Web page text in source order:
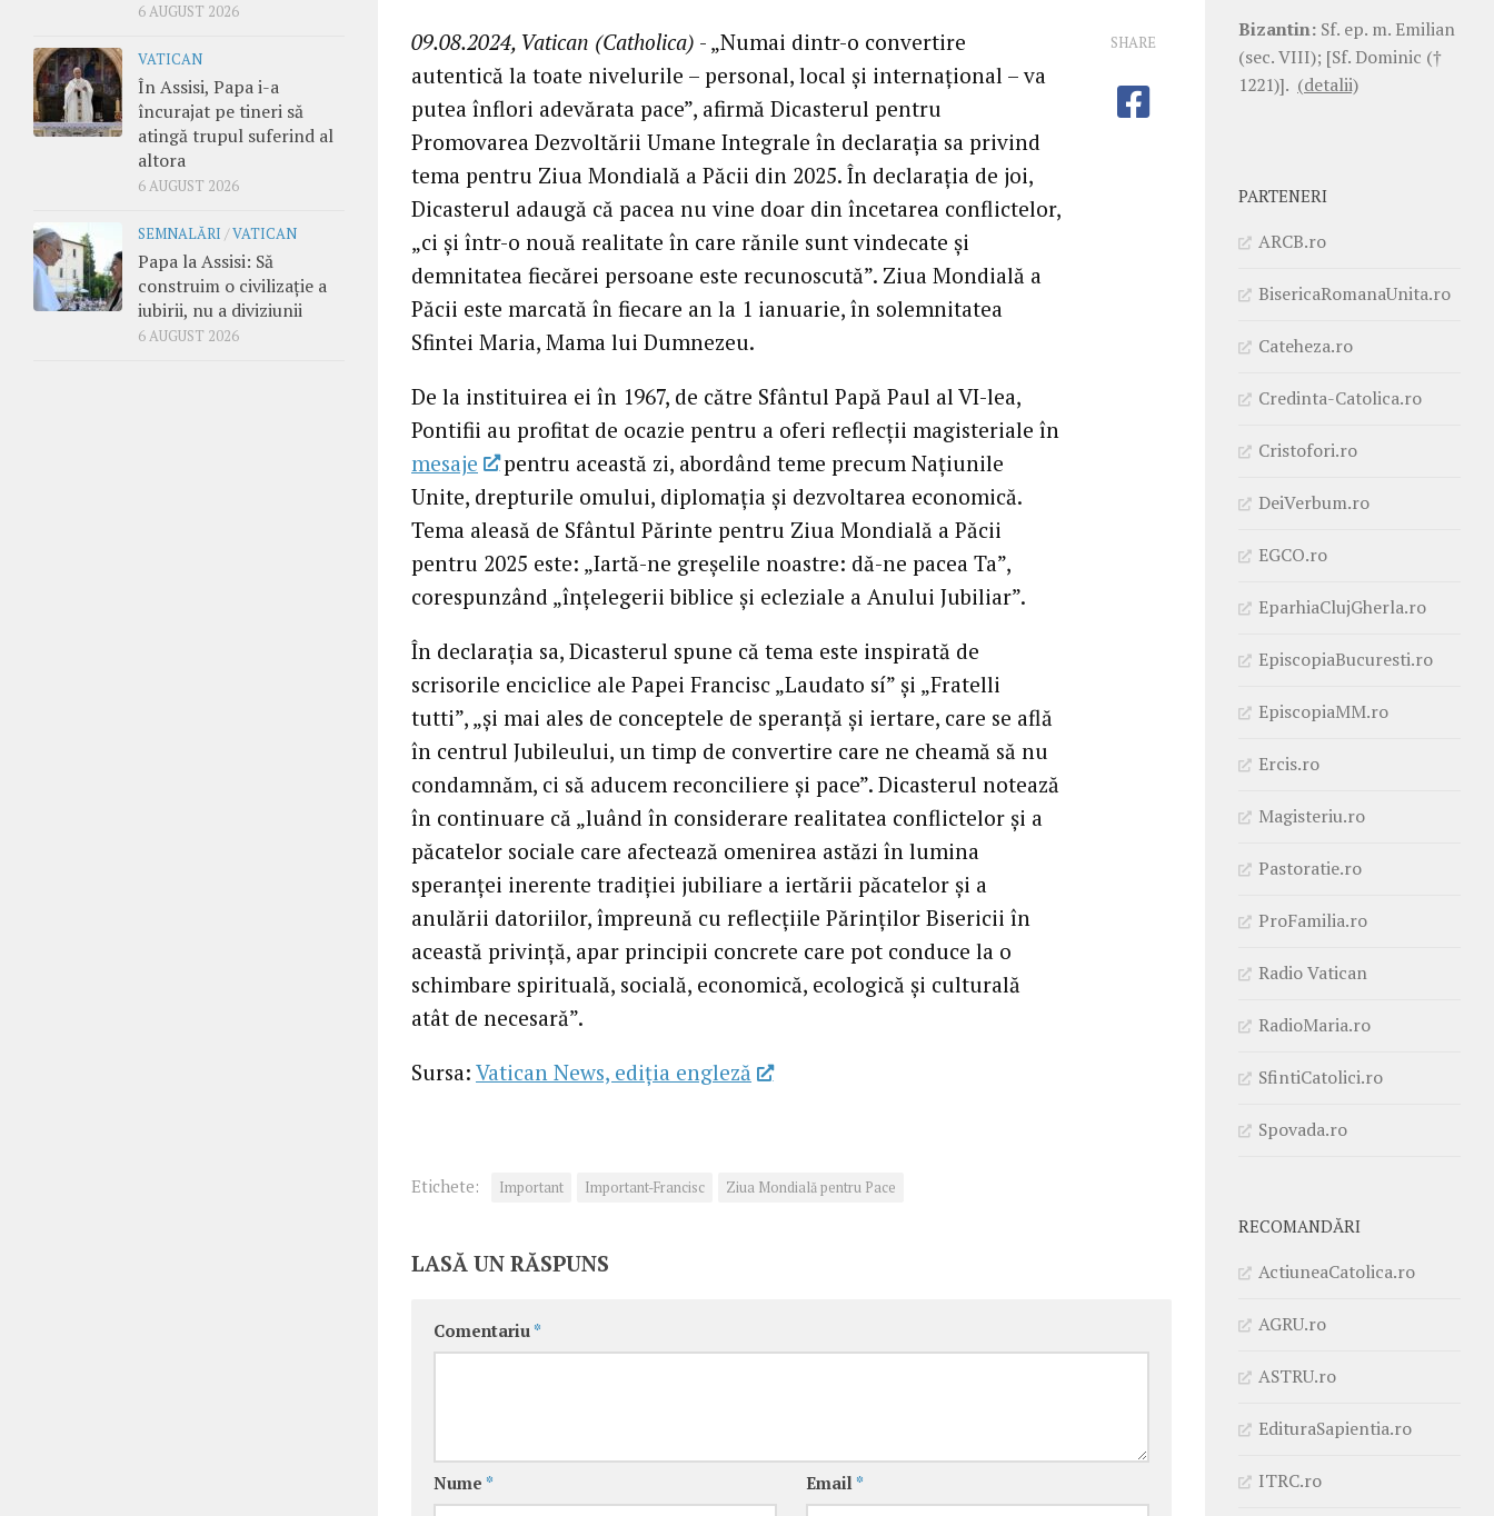
09.08.2024, Vatican (Catholica) - „Numai dintr-o convertire
autentică la toate nivelurile – personal, local și internațional – va
putea înflori adevărata pace”, afirmă Dicasterul pentru
Promovarea Dezvoltării Umane Integrale în declarația sa privind
tema pentru Ziua Mondială a Păcii din 2025. În declarația de joi,
Dicasterul adaugă că pacea nu vine doar din încetarea conflictelor,
„ci și într-o nouă realitate în care rănile sunt vindecate și
demnitatea fiecărei persoane este recunoscută”. Ziua Mondială a
Păcii este marcată în fiecare an la 1 ianuarie, în solemnitatea
Sfintei Maria, Mama lui Dumnezeu.
De la instituirea ei în 1967, de către Sfântul Papă Paul al VI-lea,
Pontifii au profitat de ocazie pentru a oferi reflecții magisteriale în
mesaje
pentru această zi, abordând teme precum Națiunile
Unite, drepturile omului, diplomația și dezvoltarea economică.
Tema aleasă de Sfântul Părinte pentru Ziua Mondială a Păcii
pentru 2025 este: „Iartă-ne greșelile noastre: dă-ne pacea Ta”,
corespunzând „înțelegerii biblice și ecleziale a Anului Jubiliar”.
În declarația sa, Dicasterul spune că tema este inspirată de
scrisorile enciclice ale Papei Francisc „Laudato sí” și „Fratelli
tutti”, „și mai ales de conceptele de speranță și iertare, care se află
în centrul Jubileului, un timp de convertire care ne cheamă să nu
condamnăm, ci să aducem reconciliere și pace”. Dicasterul notează
în continuare că „luând în considerare realitatea conflictelor și a
păcatelor sociale care afectează omenirea astăzi în lumina
speranței inerente tradiției jubiliare a iertării păcatelor și a
anulării datoriilor, împreună cu reflecțiile Părinților Bisericii în
această privință, apar principii concrete care pot conduce la o
schimbare spirituală, socială, economică, ecologică și culturală
atât de necesară”.
Sursa: Vatican News, ediția engleză
SHARE
Etichete: Important Important-Francisc Ziua Mondială pentru Pace
LASĂ UN RĂSPUNS
Comentariu *
Nume * Email *
6 AUGUST 2026
VATICAN
În Assisi, Papa i-a
încurajat pe tineri să
atingă trupul suferind al
altora
6 AUGUST 2026
SEMNALĂRI /VATICAN
Papa la Assisi: Să
construim o civilizație a
iubirii, nu a diviziunii
6 AUGUST 2026
Bizantin: Sf. ep. m. Emilian
(sec. VIII); [Sf. Dominic (†
1221)]. (detalii)
PARTENERI
ARCB.ro
BisericaRomanaUnita.ro
Cateheza.ro
Credinta-Catolica.ro
Cristofori.ro
DeiVerbum.ro
EGCO.ro
EparhiaClujGherla.ro
EpiscopiaBucuresti.ro
EpiscopiaMM.ro
Ercis.ro
Magisteriu.ro
Pastoratie.ro
ProFamilia.ro
Radio Vatican
RadioMaria.ro
SfintiCatolici.ro
Spovada.ro
RECOMANDĂRI
ActiuneaCatolica.ro
AGRU.ro
ASTRU.ro
EdituraSapientia.ro
ITRC.ro